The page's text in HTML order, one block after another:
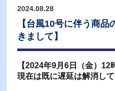
2024.08.28
【台風10号に伴う商
きまして】
【2024年9月6日（金）12
現在は既に遅延は解消して